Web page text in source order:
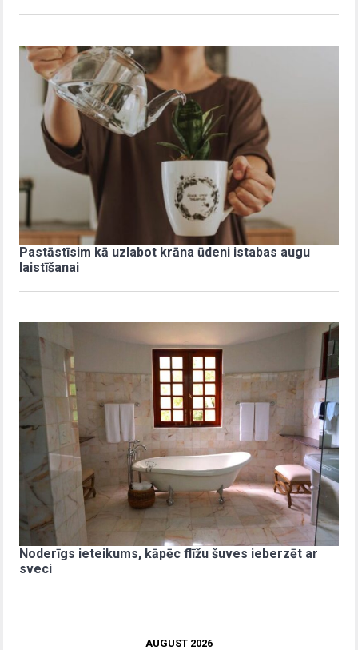
Pastāstīsim kā uzlabot krāna ūdeni istabas augu
laistīšanai
Noderīgs ieteikums, kāpēc flīžu šuves ieberzēt ar
sveci
AUGUST 2026